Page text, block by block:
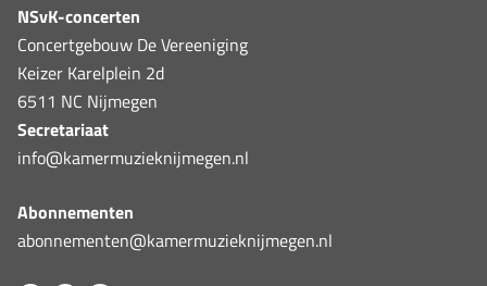
NSvK-concerten
Concertgebouw De Vereeniging
Keizer Karelplein 2d
6511 NC Nijmegen
Secretariaat
info@kamermuzieknijmegen.nl
Abonnementen
abonnementen@kamermuzieknijmegen.nl